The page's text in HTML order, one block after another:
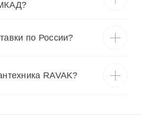
по России?
RAVAK?